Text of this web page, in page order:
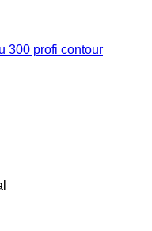
300 profi contour